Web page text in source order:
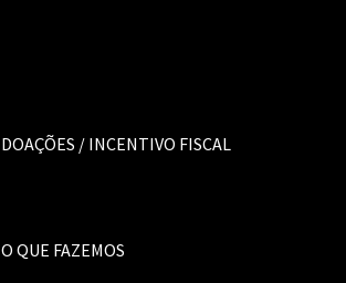
DOAÇÕES / INCENTIVO FISCAL
O QUE FAZEMOS